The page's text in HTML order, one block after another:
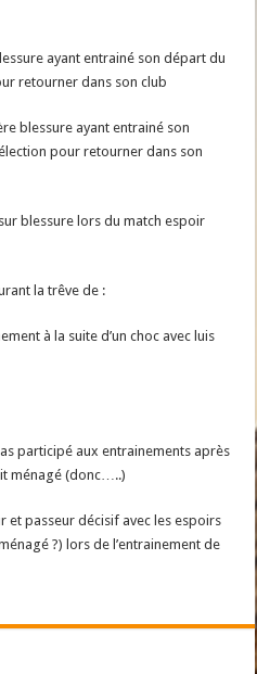
ayant entrainé son départ du
retourner dans son club
blessure ayant entrainé son
pour retourner dans son
blessure lors du match espoir
la trêve de :
à la suite d’un choc avec luis
participé aux entrainements après
ménagé (donc…..)
et passeur décisif avec les espoirs
?) lors de l’entrainement de